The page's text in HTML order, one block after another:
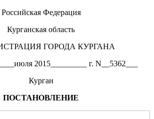
Российская Федерация
Курганская область
ГОРОДА КУРГАНА
2015_________ г. N__5362___
Курган
ПОСТАНОВЛЕНИЕ